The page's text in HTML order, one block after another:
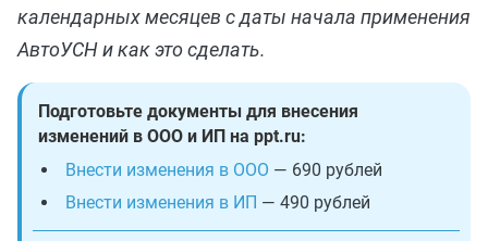
календарных месяцев с даты начала применения
АвтоУСН и как это сделать.
Подготовьте документы для внесения
изменений в ООО и ИП на ppt.ru:
Внести изменения в ООО — 690 рублей
Внести изменения в ИП — 490 рублей